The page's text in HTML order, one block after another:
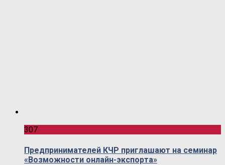
307
Предпринимателей КЧР приглашают на семинар
«Возможности онлайн-экспорта»